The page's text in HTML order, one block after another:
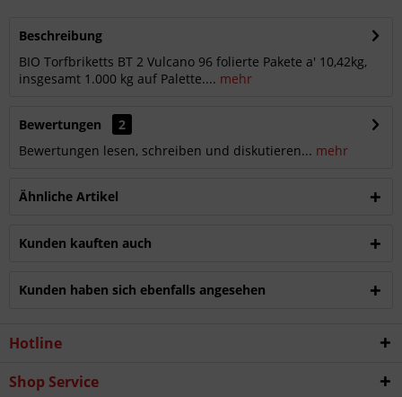
Beschreibung
BIO Torfbriketts BT 2 Vulcano 96 folierte Pakete a' 10,42kg,
insgesamt 1.000 kg auf Palette.... mehr
Bewertungen
2
Bewertungen lesen, schreiben und diskutieren... mehr
Ähnliche Artikel
Kunden kauften auch
Kunden haben sich ebenfalls angesehen
Hotline
Shop Service